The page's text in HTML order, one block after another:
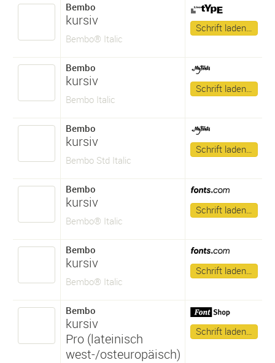
Bembo
kursiv
Bembo® Italic
Schrift laden…
Bembo
kursiv
Bembo Italic
Schrift laden…
Bembo
kursiv
Bembo Std Italic
Schrift laden…
Bembo
kursiv
Bembo® Italic
Schrift laden…
Bembo
kursiv
Bembo® Italic
Schrift laden…
Bembo
kursiv
Pro (lateinisch
west-/osteuropäisch)
Schrift laden…